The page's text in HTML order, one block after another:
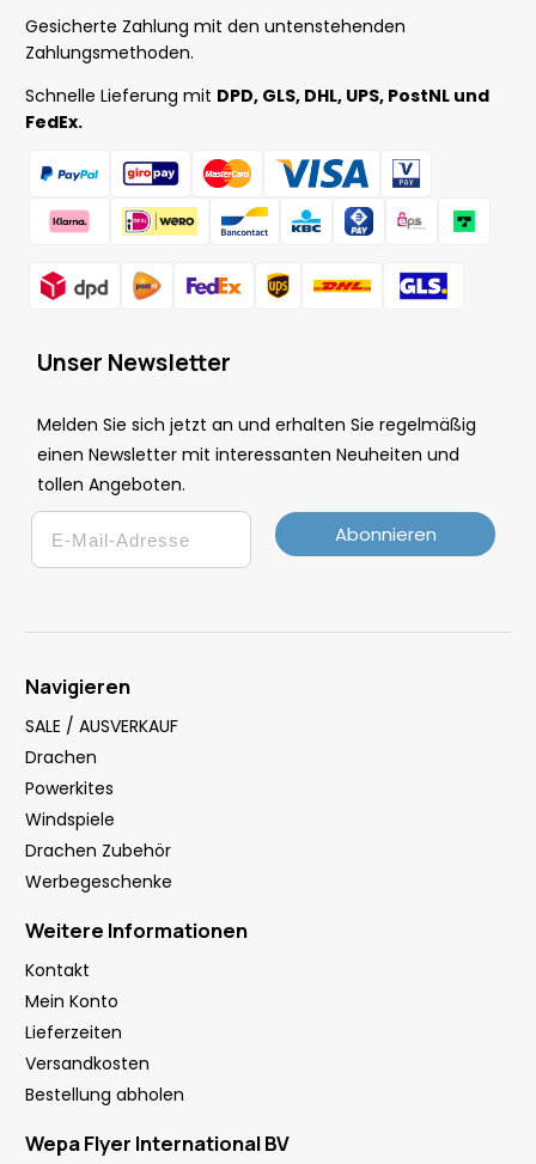
Gesicherte Zahlung mit den untenstehenden
Zahlungsmethoden.
Schnelle Lieferung mit DPD, GLS, DHL, UPS, PostNL und
FedEx.
Unser Newsletter
Melden Sie sich jetzt an und erhalten Sie regelmäßig
einen Newsletter mit interessanten Neuheiten und
tollen Angeboten.
Email
Abonnieren
Navigieren
SALE / AUSVERKAUF
Drachen
Powerkites
Windspiele
Drachen Zubehör
Werbegeschenke
Weitere Informationen
Kontakt
Mein Konto
Lieferzeiten
Versandkosten
Bestellung abholen
Wepa Flyer International BV